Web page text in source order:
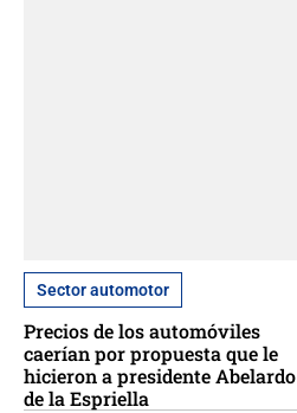
Sector automotor
Precios de los automóviles
caerían por propuesta que le
hicieron a presidente Abelardo
de la Espriella